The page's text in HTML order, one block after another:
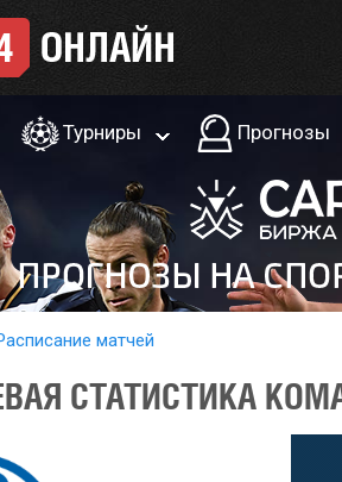
Турниры Прогнозы
матчей
СТАТИСТИКА